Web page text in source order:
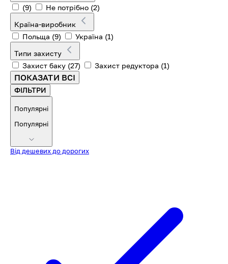
(9)
Не потрібно (2)
Країна-виробник
Польща (9) Україна (1)
Типи захисту
Захист баку (27) Захист редуктора (1)
ПОКАЗАТИ ВСІ
ФІЛЬТРИ
Популярні
Популярні
Від дешевих до дорогих